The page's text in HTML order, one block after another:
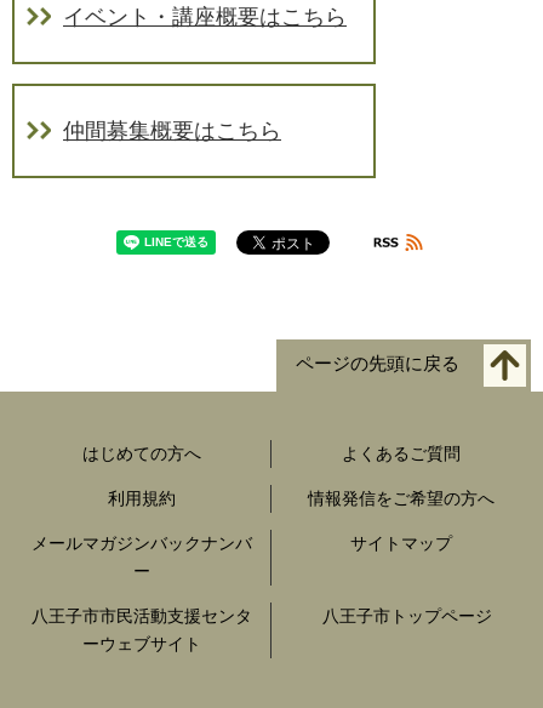
イベント・講座概要はこちら
仲間募集概要はこちら
ページの先頭に戻る
はじめての方へ よくあるご質問
利用規約 情報発信をご希望の方へ
メールマガジンバックナンバ
ー
サイトマップ
八王子市市民活動支援センタ
ーウェブサイト
八王子市トップページ